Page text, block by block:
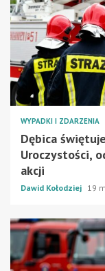
WYPADKI I ZDARZENIA
Dębica
Uroczystości,
akcji
Dawid Kołodziej 19